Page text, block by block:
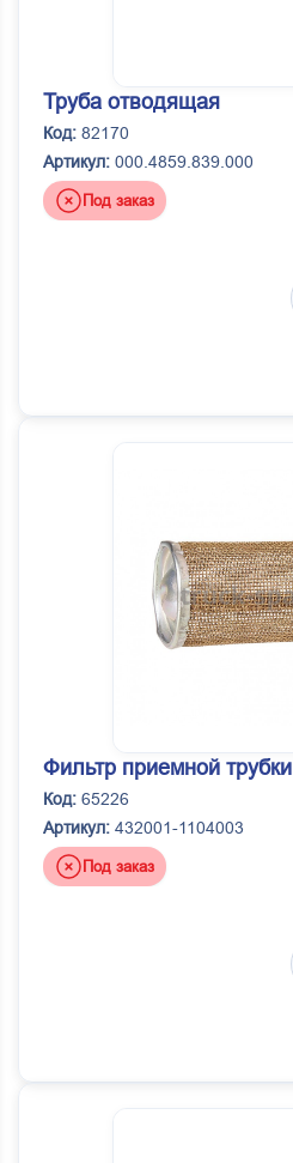
Труба отводящая
Код: 82170
Артикул: 000.4859.839.000
Под заказ
Фильтр приемной трубки
Код: 65226
Артикул: 432001-1104003
Под заказ